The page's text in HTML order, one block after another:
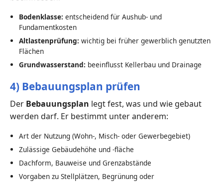
Bodenklasse: entscheidend für Aushub- und
Fundamentkosten
Altlastenprüfung: wichtig bei früher gewerblich genutzten
Flächen
Grundwasserstand: beeinflusst Kellerbau und Drainage
4) Bebauungsplan prüfen
Der Bebauungsplan legt fest, was und wie gebaut
werden darf. Er bestimmt unter anderem:
Art der Nutzung (Wohn-, Misch- oder Gewerbegebiet)
Zulässige Gebäudehöhe und -fläche
Dachform, Bauweise und Grenzabstände
Vorgaben zu Stellplätzen, Begrünung oder